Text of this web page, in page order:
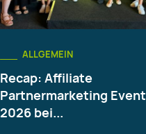
ALLGEMEIN
Recap: Affiliate
Partnermarketing Event
2026 bei...